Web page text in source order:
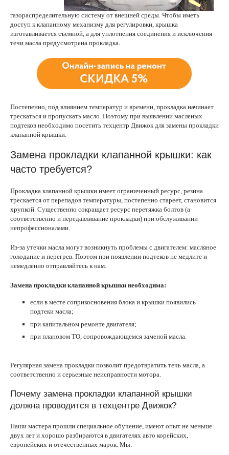
газораспределительную систему от внешней среды. Чтобы иметь
доступ к клапанному механизму для регулировки, крышка
изготавливается съемной, а для уплотнения соединения и исключения
течи масла предусмотрена прокладка.
Постепенно, под влиянием температур и времени, прокладка начинает
трескаться и пропускать масло. Поэтому при выявлении масленых
подтеков необходимо посетить техцентр Движок для замены прокладки
клапанной крышки.
Замена прокладки клапанной крышки: как
часто требуется?
Прокладка клапанной крышки имеет ограниченный ресурс, резина
трескается от перепадов температуры, постепенно стареет, становится
хрупкой. Существенно сокращает ресурс перетяжка болтов (а
соответственно и передавливание прокладки) при обслуживании
непрофессионалами.
Из-за утечки масла могут возникнуть проблемы с двигателем: масляное
голодание и перегрев. Поэтом при появлении подтеков не медлите и
немедленно отправляйтесь к нам.
Замена прокладки клапанной крышки необходима:
если в месте соприкосновения блока и крышки появились
подтеки масла;
при капитальном ремонте двигателя;
при плановом ТО, сопровождающемся заменой масла.
Регулярная замена прокладки позволит предотвратить течь масла, а
соответственно и серьезные неисправности мотора.
Почему замена прокладки клапанной крышки
должна проводится в техцентре Движок?
Наши мастера прошли специальное обучение, имеют опыт не меньше
двух лет и хорошо разбираются в двигателях авто корейских,
европейских и отечественных марок. Мы: